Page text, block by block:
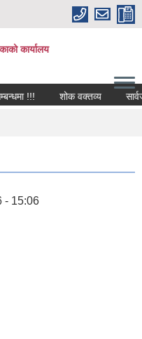
कार्यालय
स्थानीय शोक विदा सम्बन्धमा !!! शोक वक्तव्य
- 15:06